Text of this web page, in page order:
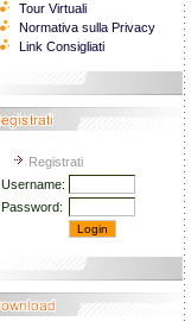
Tour Virtuali
Normativa sulla Privacy
Link Consigliati
Registrati
Username:
Password: